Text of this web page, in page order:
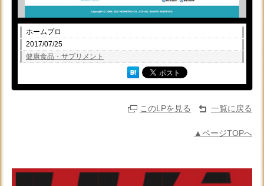
ホームプロ
2017/07/25
健康食品・サプリメント
このLPを見る 一覧に戻る
▲ページTOPへ